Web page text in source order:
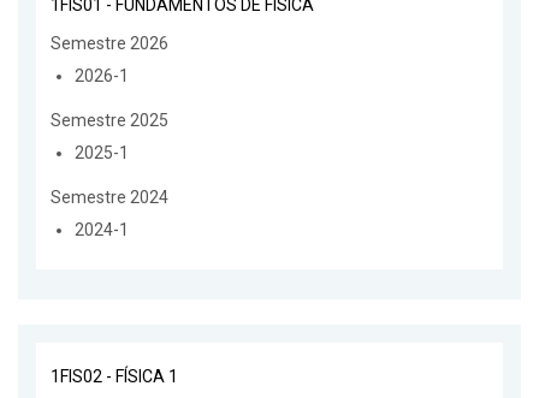
1FIS01 - FUNDAMENTOS DE FÍSICA
Semestre 2026
2026-1
Semestre 2025
2025-1
Semestre 2024
2024-1
1FIS02 - FÍSICA 1